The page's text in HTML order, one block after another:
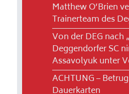
Matthew O’Brien
Trainerteam des
Von der DEG nach
Deggendorfer SC
Assavolyuk unter
ACHTUNG –
Dauerkarten